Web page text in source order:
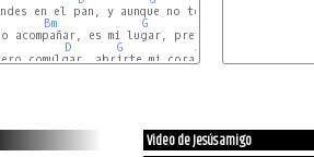
en el pan, y aunque no te puedo ver,
Bm G
acompañar, es mi lugar, preferido
D
G
A
comulgar, abrirte mi corazón,
Video de Jesús amigo